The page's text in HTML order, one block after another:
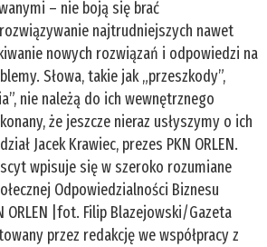
– nie boją się brać
najtrudniejszych nawet
nowych rozwiązań i odpowiedzi na
Słowa, takie jak „przeszkody”,
nie należą do ich wewnętrznego
że jeszcze nieraz usłyszymy o ich
Jacek Krawiec, prezes PKN ORLEN.
wpisuje się w szeroko rozumiane
Odpowiedzialności Biznesu
ORLEN |fot. Filip Blazejowski/Gazeta
przez redakcję we współpracy z